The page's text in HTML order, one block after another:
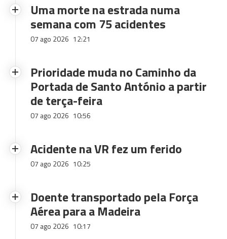
Uma morte na estrada numa
semana com 75 acidentes
07 ago 2026 12:21
Prioridade muda no Caminho da
Portada de Santo António a partir
de terça-feira
07 ago 2026 10:56
Acidente na VR fez um ferido
07 ago 2026 10:25
Doente transportado pela Força
Aérea para a Madeira
07 ago 2026 10:17